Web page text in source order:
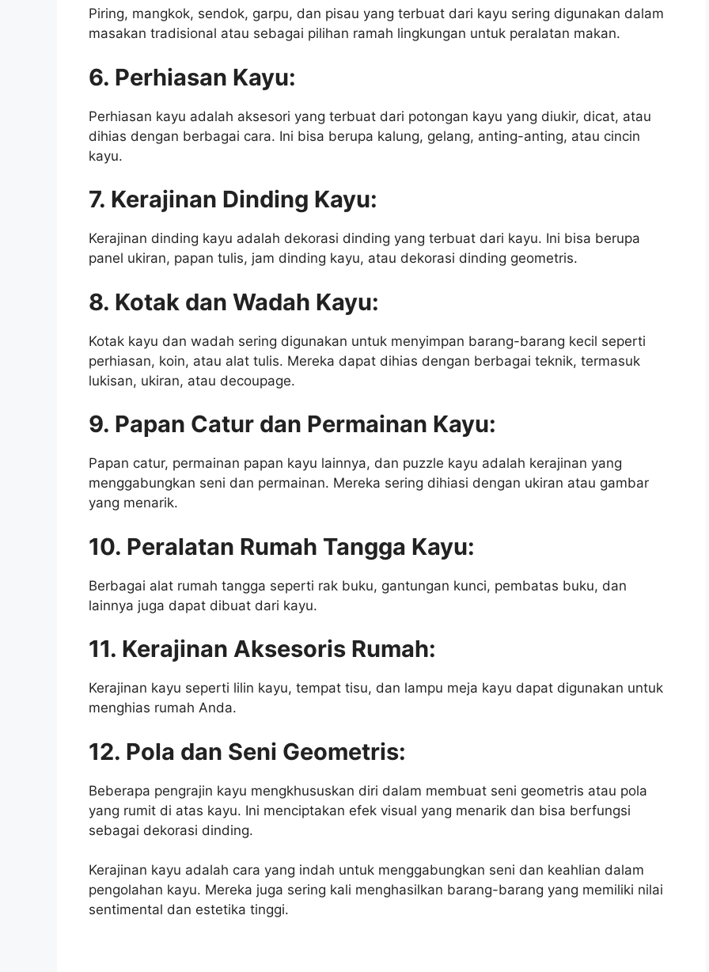
Piring, mangkok, sendok, garpu, dan pisau yang terbuat dari kayu sering digunakan dalam
masakan tradisional atau sebagai pilihan ramah lingkungan untuk peralatan makan.
6. Perhiasan Kayu:
Perhiasan kayu adalah aksesori yang terbuat dari potongan kayu yang diukir, dicat, atau
dihias dengan berbagai cara. Ini bisa berupa kalung, gelang, anting-anting, atau cincin
kayu.
7. Kerajinan Dinding Kayu:
Kerajinan dinding kayu adalah dekorasi dinding yang terbuat dari kayu. Ini bisa berupa
panel ukiran, papan tulis, jam dinding kayu, atau dekorasi dinding geometris.
8. Kotak dan Wadah Kayu:
Kotak kayu dan wadah sering digunakan untuk menyimpan barang-barang kecil seperti
perhiasan, koin, atau alat tulis. Mereka dapat dihias dengan berbagai teknik, termasuk
lukisan, ukiran, atau decoupage.
9. Papan Catur dan Permainan Kayu:
Papan catur, permainan papan kayu lainnya, dan puzzle kayu adalah kerajinan yang
menggabungkan seni dan permainan. Mereka sering dihiasi dengan ukiran atau gambar
yang menarik.
10. Peralatan Rumah Tangga Kayu:
Berbagai alat rumah tangga seperti rak buku, gantungan kunci, pembatas buku, dan
lainnya juga dapat dibuat dari kayu.
11. Kerajinan Aksesoris Rumah:
Kerajinan kayu seperti lilin kayu, tempat tisu, dan lampu meja kayu dapat digunakan untuk
menghias rumah Anda.
12. Pola dan Seni Geometris:
Beberapa pengrajin kayu mengkhususkan diri dalam membuat seni geometris atau pola
yang rumit di atas kayu. Ini menciptakan efek visual yang menarik dan bisa berfungsi
sebagai dekorasi dinding.
Kerajinan kayu adalah cara yang indah untuk menggabungkan seni dan keahlian dalam
pengolahan kayu. Mereka juga sering kali menghasilkan barang-barang yang memiliki nilai
sentimental dan estetika tinggi.